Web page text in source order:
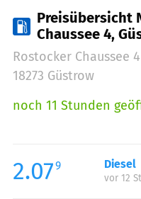
Preisübersicht
Chaussee 4,
Rostocker Chaussee 4
18273 Güstrow
noch 11 Stunden
Mittwoch:
Donnerstag:
2.079 Diesel
vor 12